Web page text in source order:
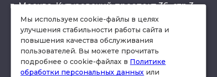
г. Москва, Кутузовский проспект 36, стр.3 ,
офис 301
схема проезда
Мы используем cookie-файлы в целях
улучшения стабильности работы сайта и
повышения качества обслуживания
пользователей. Вы можете прочитать
подробнее о cookie-файлах в Политике
обработки персональных данных или